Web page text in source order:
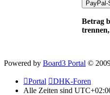
Betrag
Powered by Board3 Portal ©
Portal
DHK-Foren
Alle Zeiten sind